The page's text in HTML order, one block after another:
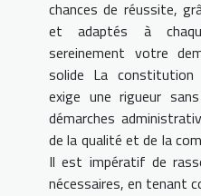
chances de réussite,
et adaptés à
sereinement votre
solide La constitution
exige une rigueur
démarches
de la qualité et de la
Il est impératif de
nécessaires, en tenant